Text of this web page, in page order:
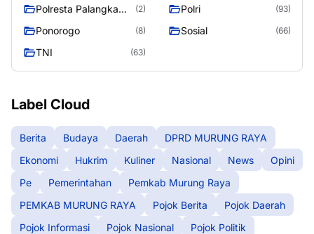
Polresta Palangka
(2) Polri (93)
Ponorogo (8) Sosial (66)
TNI (63)
Label Cloud
Berita Budaya Daerah
DPRD MURUNG RAYA
Ekonomi
Hukrim Kuliner Nasional News
Opini
Pe
Pemerintahan
Pemkab Murung Raya
PEMKAB MURUNG RAYA
Pojok Berita
Pojok Daerah
Pojok Informasi
Pojok Nasional
Pojok Politik